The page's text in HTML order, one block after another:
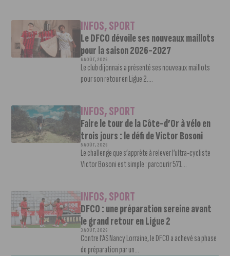
INFOS,SPORT
Le DFCO dévoile ses nouveaux maillots
pour la saison 2026-2027
6 AOÛT, 2026
Le club dijonnais a présenté ses nouveaux maillots
pour son retour en Ligue 2....
INFOS,SPORT
Faire le tour de la Côte-d’Or à vélo en
trois jours : le défi de Victor Bosoni
5 AOÛT, 2026
Le challenge que s’apprête à relever l’ultra-cycliste
Victor Bosoni est simple : parcourir 571...
INFOS,SPORT
DFCO : une préparation sereine avant
le grand retour en Ligue 2
3 AOÛT, 2026
Contre l’AS Nancy Lorraine, le DFCO a achevé sa phase
de préparation par un...